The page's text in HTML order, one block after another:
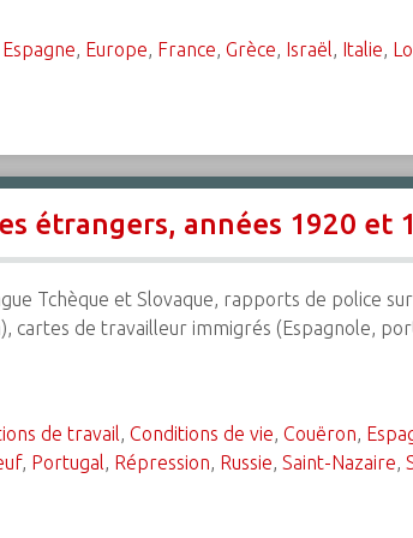
Espagne, Europe, France, Grèce, Israël, Italie,
étrangers, années 1920 et
Tchèque et Slovaque, rapports de police
cartes de travailleur immigrés (Espagnole,
de travail, Conditions de vie, Couëron,
, Portugal, Répression, Russie, Saint-Nazaire,